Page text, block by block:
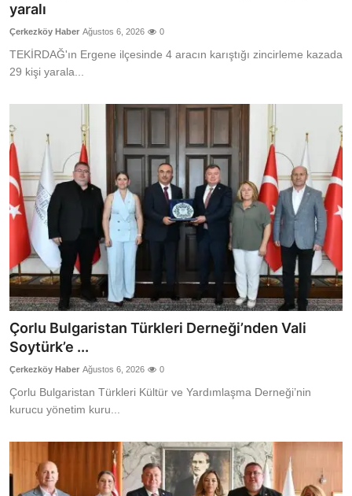
yaralı
Çerkezköy Haber Ağustos 6, 2026 0
TEKİRDAĞ'ın Ergene ilçesinde 4 aracın karıştığı zincirleme kazada
29 kişi yarala...
Çorlu Bulgaristan Türkleri Derneği’nden Vali
Soytürk’e ...
Çerkezköy Haber Ağustos 6, 2026 0
Çorlu Bulgaristan Türkleri Kültür ve Yardımlaşma Derneği’nin
kurucu yönetim kuru...